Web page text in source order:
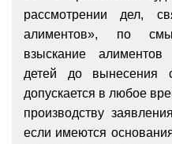
рассмотрении дел,
алиментов», по
взыскание
детей до вынесения
допускается в любое
производству
если имеются